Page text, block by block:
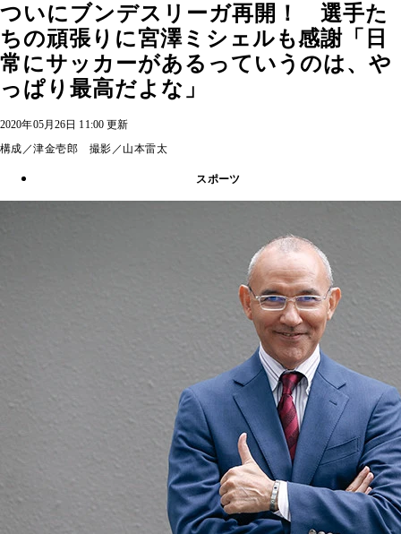
ついにブンデスリーガ再開！ 選手た
ちの頑張りに宮澤ミシェルも感謝「日
常にサッカーがあるっていうのは、や
っぱり最高だよな」
2020年05月26日 11:00 更新
構成／津金壱郎 撮影／山本雷太
スポーツ